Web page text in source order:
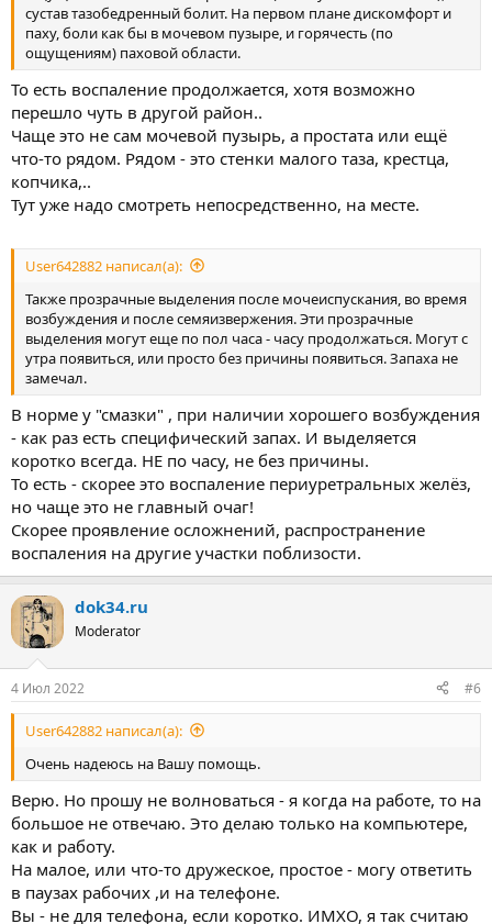
сустав тазобедренный болит. На первом плане дискомфорт и
паху, боли как бы в мочевом пузыре, и горячесть (по
ощущениям) паховой области.
То есть воспаление продолжается, хотя возможно
перешло чуть в другой район..
Чаще это не сам мочевой пузырь, а простата или ещё
что-то рядом. Рядом - это стенки малого таза, крестца,
копчика,..
Тут уже надо смотреть непосредственно, на месте.
User642882 написал(а):
Также прозрачные выделения после мочеиспускания, во время
возбуждения и после семяизвержения. Эти прозрачные
выделения могут еще по пол часа - часу продолжаться. Могут с
утра появиться, или просто без причины появиться. Запаха не
замечал.
В норме у "смазки" , при наличии хорошего возбуждения
- как раз есть специфический запах. И выделяется
коротко всегда. НЕ по часу, не без причины.
То есть - скорее это воспаление периуретральных желёз,
но чаще это не главный очаг!
Скорее проявление осложнений, распространение
воспаления на другие участки поблизости.
dok34.ru
Moderator
4 Июл 2022 #6
User642882 написал(а):
Очень надеюсь на Вашу помощь.
Верю. Но прошу не волноваться - я когда на работе, то на
большое не отвечаю. Это делаю только на компьютере,
как и работу.
На малое, или что-то дружеское, простое - могу ответить
в паузах рабочих ,и на телефоне.
Вы - не для телефона, если коротко. ИМХО, я так считаю